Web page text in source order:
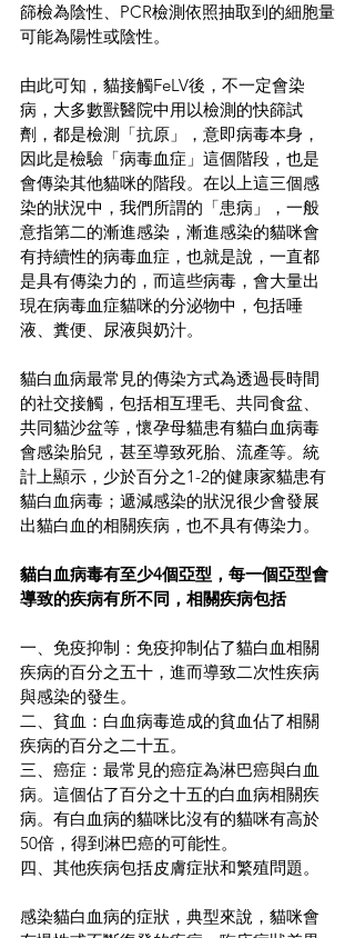
篩檢為陰性、PCR檢測依照抽取到的細胞量
可能為陽性或陰性。
由此可知，貓接觸FeLV後，不一定會染
病，大多數獸醫院中用以檢測的快篩試
劑，都是檢測「抗原」，意即病毒本身，
因此是檢驗「病毒血症」這個階段，也是
會傳染其他貓咪的階段。在以上這三個感
染的狀況中，我們所謂的「患病」，一般
意指第二的漸進感染，漸進感染的貓咪會
有持續性的病毒血症，也就是說，一直都
是具有傳染力的，而這些病毒，會大量出
現在病毒血症貓咪的分泌物中，包括唾
液、糞便、尿液與奶汁。
貓白血病最常見的傳染方式為透過長時間
的社交接觸，包括相互理毛、共同食盆、
共同貓沙盆等，懷孕母貓患有貓白血病毒
會感染胎兒，甚至導致死胎、流產等。統
計上顯示，少於百分之1-2的健康家貓患有
貓白血病毒；遞減感染的狀況很少會發展
出貓白血的相關疾病，也不具有傳染力。
貓白血病毒有至少4個亞型，每一個亞型會
導致的疾病有所不同，相關疾病包括
一、免疫抑制：免疫抑制佔了貓白血相關
疾病的百分之五十，進而導致二次性疾病
與感染的發生。
二、貧血：白血病毒造成的貧血佔了相關
疾病的百分之二十五。
三、癌症：最常見的癌症為淋巴癌與白血
病。這個佔了百分之十五的白血病相關疾
病。有白血病的貓咪比沒有的貓咪有高於
50倍，得到淋巴癌的可能性。
四、其他疾病包括皮膚症狀和繁殖問題。
感染貓白血病的症狀，典型來說，貓咪會